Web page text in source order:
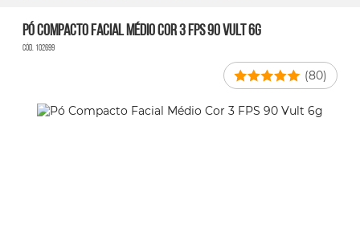
Pó Compacto Facial Médio Cor 3 FPS 90 Vult 6g
Cód. 102699
(80)